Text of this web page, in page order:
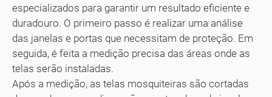
especializados para garantir um resultado eficiente e
duradouro. O primeiro passo é realizar uma análise
das janelas e portas que necessitam de proteção. Em
seguida, é feita a medição precisa das áreas onde as
telas serão instaladas.
Após a medição, as telas mosquiteiras são cortadas